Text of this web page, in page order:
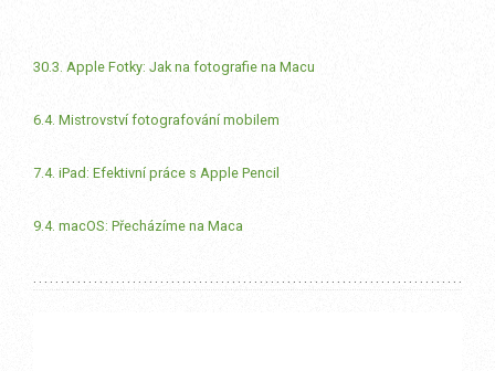
30.3. Apple Fotky: Jak na fotografie na Macu
6.4. Mistrovství fotografování mobilem
7.4. iPad: Efektivní práce s Apple Pencil
9.4. macOS: Přecházíme na Maca